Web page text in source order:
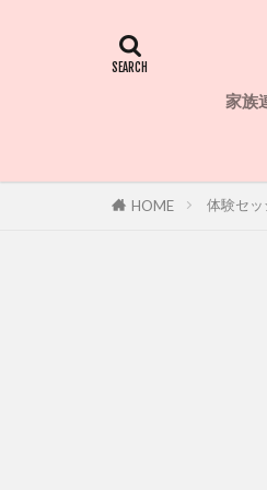
家族
HOME 体験セッ